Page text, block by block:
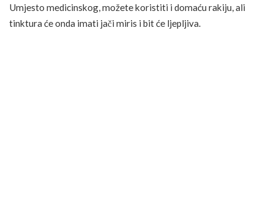
Umjesto medicinskog, možete koristiti i domaću rakiju, ali
tinktura će onda imati jači miris i bit će ljepljiva.